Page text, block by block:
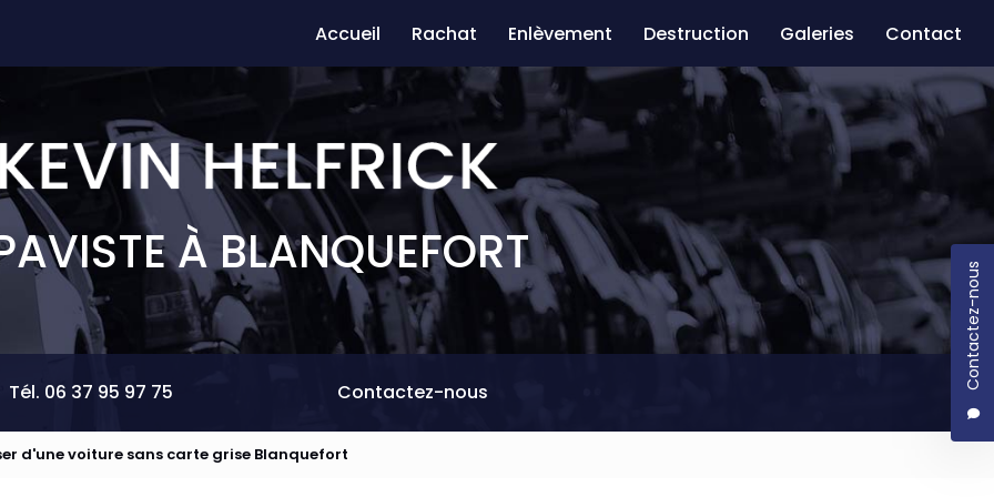
Contactez-nous
Accueil
Rachat Enlèvement Destruction Galeries Contact
À BLANQUEFORT
Tél. 06 37 95 97 75 Contactez-nous
d'une voiture sans carte grise Blanquefort